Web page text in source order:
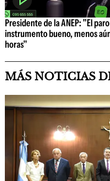
Presidente de la ANEP: "El
instrumento bueno, menos
horas"
MÁS NOTICIAS